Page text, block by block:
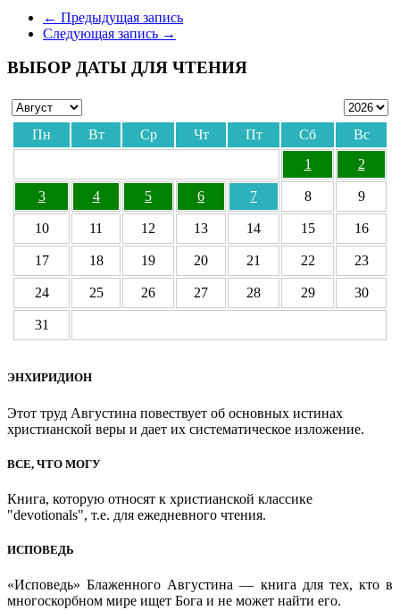
Отправить
← Предыдущая запись
Следующая запись →
ВЫБОР ДАТЫ ДЛЯ ЧТЕНИЯ
Пн Вт Ср Чт Пт Сб
Вс
1
2
3 4 5 6 7 8 9
10 11 12 13 14 15 16
17 18 19 20 21 22 23
24 25 26 27 28 29 30
31
ЭНХИРИДИОН
Этот труд Августина повествует об основных истинах
христианской веры и дает их систематическое изложение.
ВСЕ, ЧТО МОГУ
Книга, которую относят к христианской классике
"devotionals", т.е. для ежедневного чтения.
ИСПОВЕДЬ
«Исповедь» Блаженного Августина — книга для тех, кто в
многоскорбном мире ищет Бога и не может найти его.